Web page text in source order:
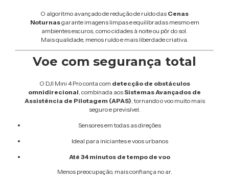
O algoritmo avançado de redução de ruído das Cenas
Noturnasgarante imagens limpas e equilibradas mesmo em
ambientes escuros, como cidades à noite ou pôr do sol.
Mais qualidade, menos ruído e mais liberdade criativa.
Voe com segurança total
O DJI Mini 4 Pro conta com detecção de obstáculos
omnidirecional , combinada aosSistemas Avançados de
Assistência de Pilotagem (APAS) , tornando o voo muito mais
seguro e previsível.
Sensores em todas as direções
Ideal para iniciantes e voos urbanos
Até 34 minutos de tempo de voo
Menos preocupação, mais confiança no ar.